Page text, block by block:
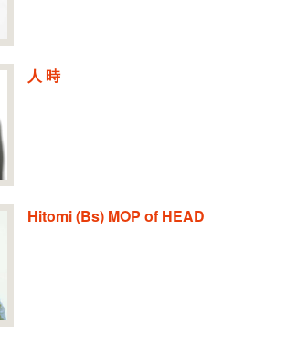
人 時
Hitomi (Bs) MOP of HEAD